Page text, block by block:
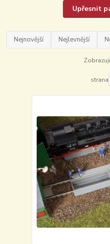
Upřesnit
Nejnovější Nejlevnější
strana